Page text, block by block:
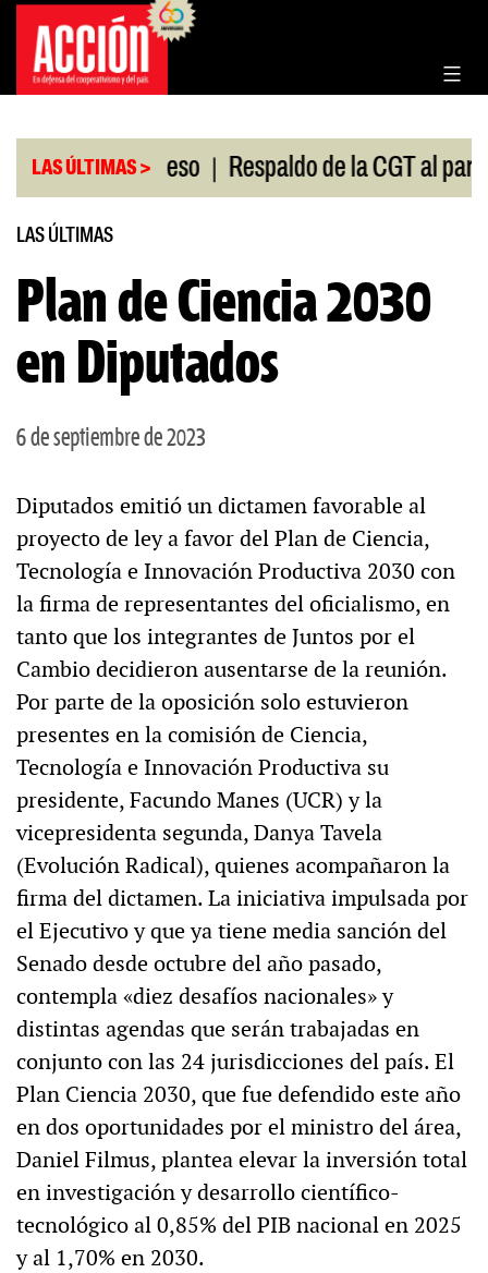
Saltar
contenido
LAS ÚLTIMAS >
en el Congreso | Respaldo de la CGT al paro
LAS ÚLTIMAS
Plan de Ciencia 2030
en Diputados
6 de septiembre de 2023
Diputados emitió un dictamen favorable al
proyecto de ley a favor del Plan de Ciencia,
Tecnología e Innovación Productiva 2030 con
la firma de representantes del oficialismo, en
tanto que los integrantes de Juntos por el
Cambio decidieron ausentarse de la reunión.
Por parte de la oposición solo estuvieron
presentes en la comisión de Ciencia,
Tecnología e Innovación Productiva su
presidente, Facundo Manes (UCR) y la
vicepresidenta segunda, Danya Tavela
(Evolución Radical), quienes acompañaron la
firma del dictamen. La iniciativa impulsada por
el Ejecutivo y que ya tiene media sanción del
Senado desde octubre del año pasado,
contempla «diez desafíos nacionales» y
distintas agendas que serán trabajadas en
conjunto con las 24 jurisdicciones del país. El
Plan Ciencia 2030, que fue defendido este año
en dos oportunidades por el ministro del área,
Daniel Filmus, plantea elevar la inversión total
en investigación y desarrollo científico-
tecnológico al 0,85% del PIB nacional en 2025
y al 1,70% en 2030.